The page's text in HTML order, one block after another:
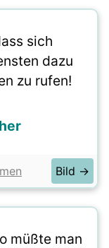
sich
dazu
zu rufen!
Bild →
müßte man